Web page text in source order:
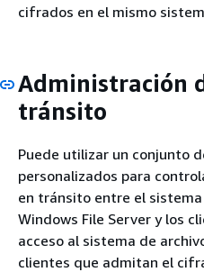
cifrados en el mismo
Administración
tránsito
Puede utilizar un conjunto
personalizados para
en tránsito entre el
Windows File Server y los
acceso al sistema de
clientes que admitan el